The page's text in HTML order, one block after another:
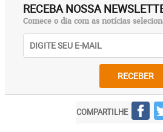
RECEBA NOSSA
Comece o dia com as notícias
RECEBER
COMPARTILHE